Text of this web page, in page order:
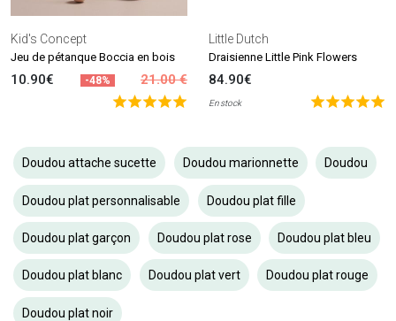
Kid's Concept
Jeu de pétanque Boccia en bois
10.90€ -48% 21.00 €
Little Dutch
Draisienne Little Pink Flowers
84.90€
En stock
Doudou attache sucette Doudou marionnette Doudou
Doudou plat personnalisable Doudou plat fille
Doudou plat garçon Doudou plat rose Doudou plat bleu
Doudou plat blanc Doudou plat vert Doudou plat rouge
Doudou plat noir